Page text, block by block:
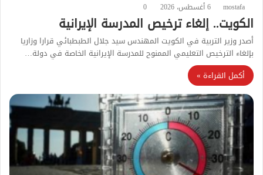
mostafa 6 أغسطس، 2026 0
الكويت.. إلغاء ترخيص المدرسة الإيرانية
أصدر وزير التربية في الكويت المهندس سيد جلال الطبطبائي قرارا وزاريا
بإلغاء الترخيص التعليمي الممنوح للمدرسة الإيرانية الخاصة في دولة…
أكمل القراءة »